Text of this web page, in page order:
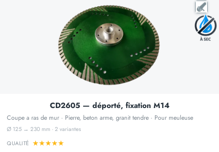
CD2605 — déporté, fixation M14
Coupe a ras de mur · Pierre, beton arme, granit tendre · Pour meuleuse
Ø 125 → 230 mm · 2 variantes
QUALITÉ ★★★★★